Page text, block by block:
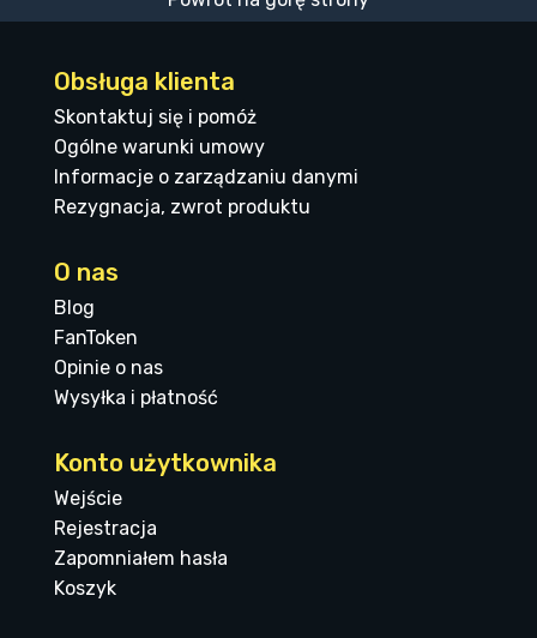
Obsługa klienta
Skontaktuj się i pomóż
Ogólne warunki umowy
Informacje o zarządzaniu danymi
Rezygnacja, zwrot produktu
O nas
Blog
FanToken
Opinie o nas
Wysyłka i płatność
Konto użytkownika
Wejście
Rejestracja
Zapomniałem hasła
Koszyk